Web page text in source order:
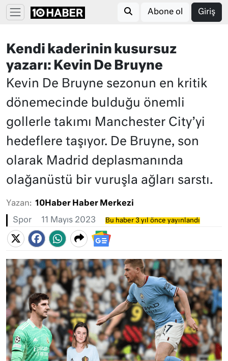
Abone ol Giriş
Kendi kaderinin kusursuz
yazarı: Kevin De Bruyne
Kevin De Bruyne sezonun en kritik
dönemecinde bulduğu önemli
gollerle takımı Manchester City’yi
hedeflere taşıyor. De Bruyne, son
olarak Madrid deplasmanında
olağanüstü bir vuruşla ağları sarstı.
Yazan: 10Haber Haber Merkezi
Spor 11 Mayıs 2023 Bu haber 3 yıl önce yayınlandı